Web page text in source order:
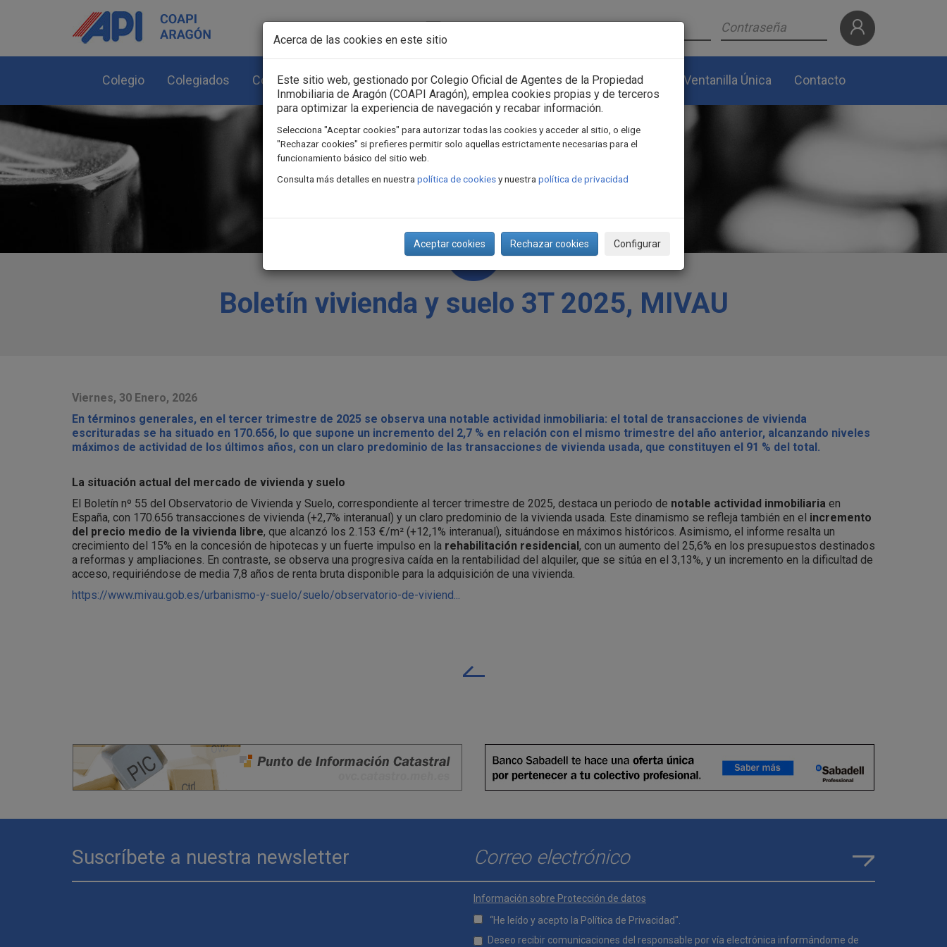
Colegio Colegiados Colegiación Asociación Consejo General Formación Actualidad Ventanilla Única Contacto
Boletín vivienda y suelo 3T 2025, MIVAU
Viernes, 30 Enero, 2026
En términos generales, en el tercer trimestre de 2025 se observa una notable actividad inmobiliaria: el total de transacciones de vivienda
escrituradas se ha situado en 170.656, lo que supone un incremento del 2,7 % en relación con el mismo trimestre del año anterior, alcanzando niveles
máximos de actividad de los últimos años, con un claro predominio de las transacciones de vivienda usada, que constituyen el 91 % del total.
La situación actual del mercado de vivienda y suelo
El Boletín nº 55 del Observatorio de Vivienda y Suelo, correspondiente al tercer trimestre de 2025, destaca un periodo de notable actividad inmobiliaria en
España, con 170.656 transacciones de vivienda (+2,7% interanual) y un claro predominio de la vivienda usada. Este dinamismo se refleja también en el incremento
del precio medio de la vivienda libre, que alcanzó los 2.153 €/m² (+12,1% interanual), situándose en máximos históricos. Asimismo, el informe resalta un
crecimiento del 15% en la concesión de hipotecas y un fuerte impulso en la rehabilitación residencial, con un aumento del 25,6% en los presupuestos destinados
a reformas y ampliaciones. En contraste, se observa una progresiva caída en la rentabilidad del alquiler, que se sitúa en el 3,13%, y un incremento en la dificultad de
acceso, requiriéndose de media 7,8 años de renta bruta disponible para la adquisición de una vivienda.
https://www.mivau.gob.es/urbanismo-y-suelo/suelo/observatorio-de-viviend...
Suscríbete a nuestra newsletter
E-mail*
Información sobre Protección de datos
“He leído y acepto la Política de Privacidad".
Lopd*
Deseo recibir comunicaciones del responsable por vía electrónica informándome de
Enviar
Acerca de las cookies en este sitio
Este sitio web, gestionado por Colegio Oficial de Agentes de la Propiedad
Inmobiliaria de Aragón (COAPI Aragón), emplea cookies propias y de terceros
para optimizar la experiencia de navegación y recabar información.
Selecciona "Aceptar cookies" para autorizar todas las cookies y acceder al sitio, o elige
"Rechazar cookies" si prefieres permitir solo aquellas estrictamente necesarias para el
funcionamiento básico del sitio web.
Consulta más detalles en nuestra política de cookiesy nuestra política de privacidad
Aceptar cookies Rechazar cookies Configurar